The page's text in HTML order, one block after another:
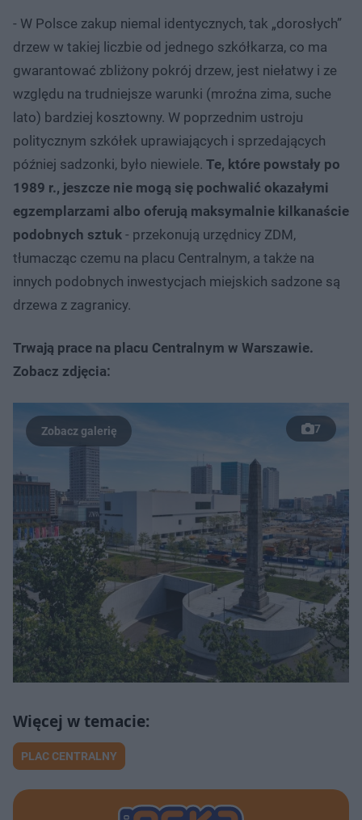
- W Polsce zakup niemal identycznych, tak „dorosłych”
drzew w takiej liczbie od jednego szkółkarza, co ma
gwarantować zbliżony pokrój drzew, jest niełatwy i ze
względu na trudniejsze warunki (mroźna zima, suche
lato) bardziej kosztowny. W poprzednim ustroju
politycznym szkółek uprawiających i sprzedających
później sadzonki, było niewiele. Te, które powstały po
1989 r., jeszcze nie mogą się pochwalić okazałymi
egzemplarzami albo oferują maksymalnie kilkanaście
podobnych sztuk - przekonują urzędnicy ZDM,
tłumacząc czemu na placu Centralnym, a także na
innych podobnych inwestycjach miejskich sadzone są
drzewa z zagranicy.
Trwają prace na placu Centralnym w Warszawie.
Zobacz zdjęcia:
7
PLAC CENTRALNY